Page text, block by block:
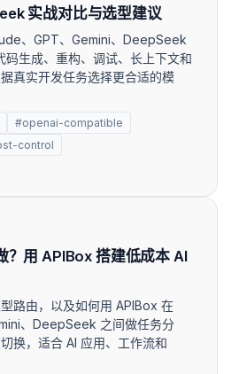
实战对比与选型建议
、GPT、Gemini、DeepSeek
码生成、重构、调试、长上下文和
真实开发任务选择更合适的模
#openai-compatible
control
？用 APIBox 搭建低成本 AI
路由，以及如何用 APIBox 在
、DeepSeek 之间做任务分
换，适合 AI 应用、工作流和